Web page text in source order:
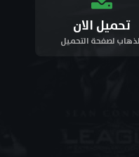
تحميل الان
لصفحة التحميل